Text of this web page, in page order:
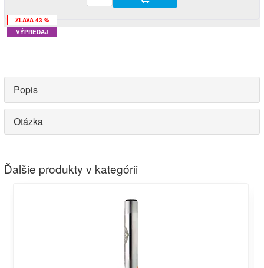
ZĽAVA 43 %
VÝPREDAJ
Popis
Otázka
Ďalšie produkty v kategórii